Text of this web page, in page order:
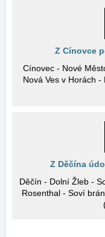
Z Cínovce
Cínovec - Nové
Nová Ves v Horách
Z Děčína
Děčín - Dolní Žleb -
Rosenthal - Soví